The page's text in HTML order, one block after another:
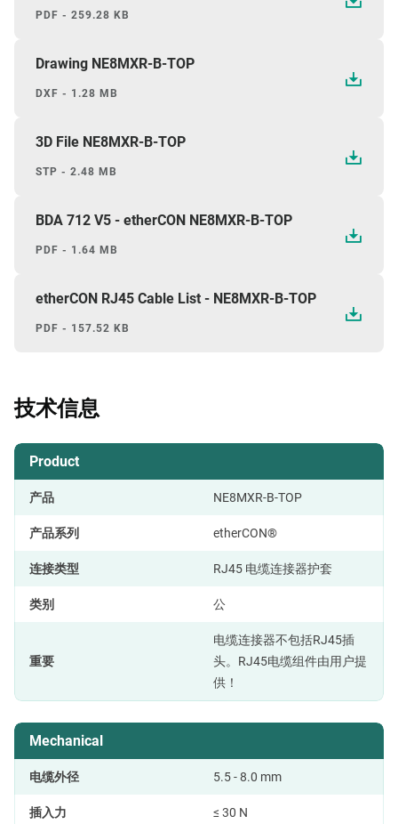
PDF - 259.28 KB
Drawing NE8MXR-B-TOP
DXF - 1.28 MB
3D File NE8MXR-B-TOP
STP - 2.48 MB
BDA 712 V5 - etherCON NE8MXR-B-TOP
PDF - 1.64 MB
etherCON RJ45 Cable List - NE8MXR-B-TOP
PDF - 157.52 KB
技术信息
Product
产品 NE8MXR-B-TOP
产品系列 etherCON®
连接类型 RJ45 电缆连接器护套
类别 公
重要
电缆连接器不包括RJ45插
头。RJ45电缆组件由用户提
供！
Mechanical
电缆外径 5.5 - 8.0 mm
插入力 ≤ 30 N